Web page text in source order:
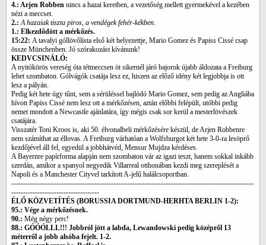
4.: Arjen Robben nincs a hazai keretben, a vezetőség mellett gyermekével a kezében
nézi a meccset.
2.: A hazaiak tiszta piros, a vendégek fehér-kékben.
1.: Elkezdődött a mérkőzés.
15:22: A tavalyi góllövőlista első két helyezettje, Mario Gomez és Papiss Cissé csap
össze Münchenben. Jó szórakozást kívánunk!
KEDVCSINÁLÓ:
A nyitókörös vereség óta tétmeccsen öt sikernél járó bajorok újabb áldozata a Freiburg
lehet szombaton. Gólvágók csatája lesz ez, hiszen az előző idény két legjobbja is ott
lesz a pályán.
Pedig két hete úgy tűnt, sem a sérüléssel bajlódó Mario Gomez, sem pedig az Angliába
hívott Papiss Cissé nem lesz ott a mérkőzésen, aztán előbbi felépült, utóbbi pedig
nemet mondott a Newcastle ajánlatára, így mégis csak sor kerül a mesterlövészek
csatájára.
Visszatér Toni Kroos is, aki 50. élvonalbeli mérkőzésére készül, de Arjen Robbenre
nem számíthat az éllovas. A Freiburg várhatóan a Wolfsburgot két hete 3-0-ra lesöprő
kezdőjével áll fel, egyedül a jobbhátvéd, Mensur Mujdza kérdéses.
A Bayernre papírforma alapján nem szombaton vár az igazi teszt, hanem sokkal inkább
szerdán, amikor a spanyol negyedik Villarreal otthonában kezdi meg szereplését a
Napoli és a Manchester Cityvel tarkított A-jelű halálcsoportban.
------------------------------------------------------------------------------------------------------
-------------------------------------
ÉLŐ KÖZVETÍTÉS (BORUSSIA DORTMUND-HERHTA BERLIN 1-2):
95.: Vége a mérkőzésnek.
90.: Még négy perc!
88.: GÓÓÓLLL!!! Jobbról jött a labda, Lewandowski pedig középről 13
méterről a jobb alsóba fejelt. 1-2.